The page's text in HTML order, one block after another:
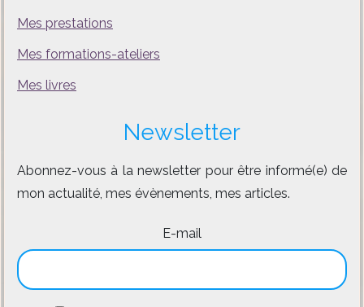
Mes prestations
Mes formations-ateliers
Mes livres
Newsletter
Abonnez-vous à la newsletter pour être informé(e) de
mon actualité, mes évènements, mes articles.
E-mail